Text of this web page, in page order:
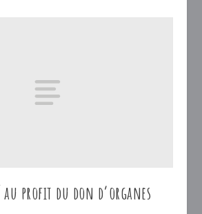
au profit du don d’organes